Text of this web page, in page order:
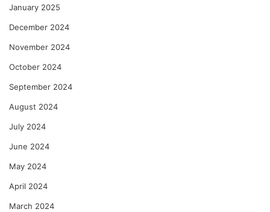
January 2025
December 2024
November 2024
October 2024
September 2024
August 2024
July 2024
June 2024
May 2024
April 2024
March 2024